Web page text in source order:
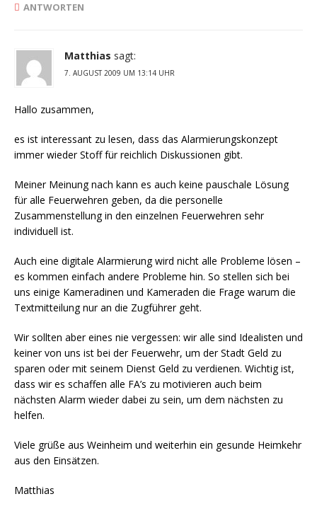
ANTWORTEN
Matthias sagt:
7. AUGUST 2009 UM 13:14 UHR
Hallo zusammen,
es ist interessant zu lesen, dass das Alarmierungskonzept
immer wieder Stoff für reichlich Diskussionen gibt.
Meiner Meinung nach kann es auch keine pauschale Lösung
für alle Feuerwehren geben, da die personelle
Zusammenstellung in den einzelnen Feuerwehren sehr
individuell ist.
Auch eine digitale Alarmierung wird nicht alle Probleme lösen –
es kommen einfach andere Probleme hin. So stellen sich bei
uns einige Kameradinen und Kameraden die Frage warum die
Textmitteilung nur an die Zugführer geht.
Wir sollten aber eines nie vergessen: wir alle sind Idealisten und
keiner von uns ist bei der Feuerwehr, um der Stadt Geld zu
sparen oder mit seinem Dienst Geld zu verdienen. Wichtig ist,
dass wir es schaffen alle FA’s zu motivieren auch beim
nächsten Alarm wieder dabei zu sein, um dem nächsten zu
helfen.
Viele grüße aus Weinheim und weiterhin ein gesunde Heimkehr
aus den Einsätzen.
Matthias